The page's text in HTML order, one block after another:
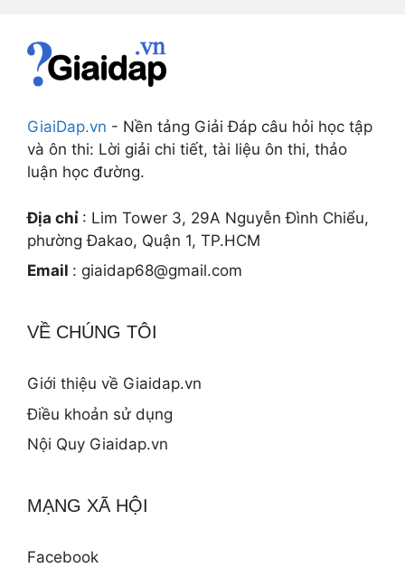
GiaiDap.vn - Nền tảng Giải Đáp câu hỏi học tập
và ôn thi: Lời giải chi tiết, tài liệu ôn thi, thảo
luận học đường.
Địa chỉ : Lim Tower 3, 29A Nguyễn Đình Chiểu,
phường Đakao, Quận 1, TP.HCM
Email : giaidap68@gmail.com
VỀ CHÚNG TÔI
Giới thiệu về Giaidap.vn
Điều khoản sử dụng
Nội Quy Giaidap.vn
MẠNG XÃ HỘI
Facebook